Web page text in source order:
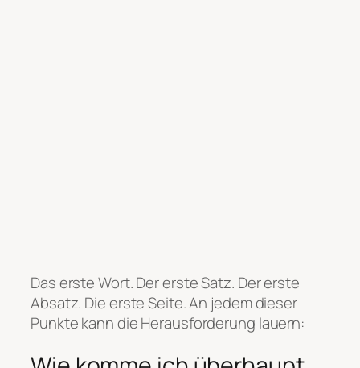
Das erste Wort. Der erste Satz. Der erste
Absatz. Die erste Seite. An jedem dieser
Punkte kann die Herausforderung lauern: